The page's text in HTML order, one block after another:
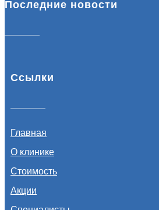
Последние новости
Ссылки
Главная
О клинике
Стоимость
Акции